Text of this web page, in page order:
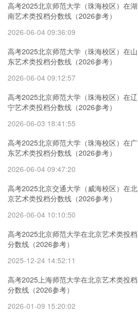
高考2025北京师范大学（珠海校区）在湖
南艺术类投档分数线（2026参考）
2026-06-04 09:36:09
高考2025北京师范大学（珠海校区）在山
东艺术类投档分数线（2026参考）
2026-06-04 09:12:57
高考2025北京师范大学（珠海校区）在辽
宁艺术类投档分数线（2026参考）
2026-06-03 18:41:55
高考2025北京师范大学（珠海校区）在广
东艺术类投档分数线（2026参考）
2026-06-04 09:47:20
高考2025北京交通大学（威海校区）在北
京艺术类投档分数线（2026参考）
2026-06-04 10:10:50
高考2025北京师范大学在北京艺术类投档
分数线（2026参考）
2025-12-24 14:52:11
高考2025上海师范大学在北京艺术类投档
分数线（2026参考）
2026-01-09 15:20:02